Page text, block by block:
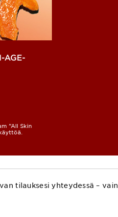
AGE-
”All Skin
tilauksesi yhteydessä – vain